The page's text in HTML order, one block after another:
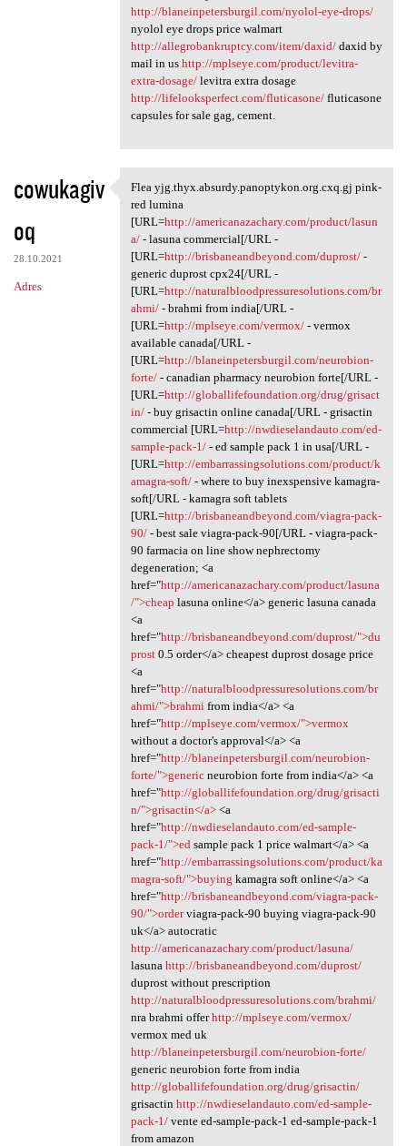
http://blaneinpetersburgil.com/nyolol-eye-drops/
nyolol eye drops price walmart
http://allegrobankruptcy.com/item/daxid/daxid by
mail in us http://mplseye.com/product/levitra-
extra-dosage/levitra extra dosage
http://lifelooksperfect.com/fluticasone/fluticasone
capsules for sale gag, cement.
cowukagiv
oq
28.10.2021
Adres
Flea yjg.thyx.absurdy
Flea yjg.thyx.absurdy.panoptykon.org.cxq.gj pink-
red lumina
[URL=http://americanazachary.com/product/lasun
a/- lasuna commercial[/URL -
[URL=http://brisbaneandbeyond.com/duprost/-
generic duprost cpx24[/URL -
[URL=http://naturalbloodpressuresolutions.com/br
ahmi/- brahmi from india[/URL -
[URL=http://mplseye.com/vermox/- vermox
available canada[/URL -
[URL=http://blaneinpetersburgil.com/neurobion-
forte/- canadian pharmacy neurobion forte[/URL -
[URL=http://globallifefoundation.org/drug/grisact
in/- buy grisactin online canada[/URL - grisactin
commercial [URL=http://nwdieselandauto.com/ed-
sample-pack-1/- ed sample pack 1 in usa[/URL -
[URL=http://embarrassingsolutions.com/product/k
amagra-soft/- where to buy inexspensive kamagra-
soft[/URL - kamagra soft tablets
[URL=http://brisbaneandbeyond.com/viagra-pack-
90/- best sale viagra-pack-90[/URL - viagra-pack-
90 farmacia on line show nephrectomy
degeneration; <a
href="http://americanazachary.com/product/lasuna
/">cheap lasuna online</a> generic lasuna canada
<a
href="http://brisbaneandbeyond.com/duprost/">du
prost0.5 order</a> cheapest duprost dosage price
<a
href="http://naturalbloodpressuresolutions.com/br
ahmi/">brahmi from india</a> <a
href="http://mplseye.com/vermox/">vermox
without a doctor's approval</a> <a
href="http://blaneinpetersburgil.com/neurobion-
forte/">genericneurobion forte from india</a> <a
href="http://globallifefoundation.org/drug/grisacti
n/">grisactin</a><a
href="http://nwdieselandauto.com/ed-sample-
pack-1/">ed sample pack 1 price walmart</a> <a
href="http://embarrassingsolutions.com/product/ka
magra-soft/">buying kamagra soft online</a> <a
href="http://brisbaneandbeyond.com/viagra-pack-
90/">orderviagra-pack-90 buying viagra-pack-90
uk</a> autocratic
http://americanazachary.com/product/lasuna/
lasuna http://brisbaneandbeyond.com/duprost/
duprost without prescription
http://naturalbloodpressuresolutions.com/brahmi/
nra brahmi offerhttp://mplseye.com/vermox/
vermox med uk
http://blaneinpetersburgil.com/neurobion-forte/
generic neurobion forte from india
http://globallifefoundation.org/drug/grisactin/
grisactin http://nwdieselandauto.com/ed-sample-
pack-1/vente ed-sample-pack-1 ed-sample-pack-1
from amazon